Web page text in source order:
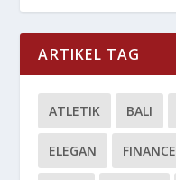
ARTIKEL TAG
ATLETIK BALI
ELEGAN FINANCE